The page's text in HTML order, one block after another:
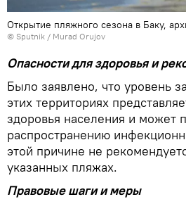
Открытие пляжного сезона в Баку,
© Sputnik / Murad Orujov
Опасности для здоровья и
Было заявлено, что уровень
этих территориях
здоровья населения и может
распространению
этой причине не
указанных пляжах.
Правовые шаги и меры